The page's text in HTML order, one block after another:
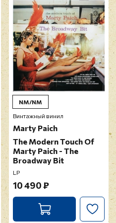
NM/NM
Винтажный винил
Marty Paich
The Modern Touch Of
Marty Paich - The
Broadway Bit
LP
10 490 ₽